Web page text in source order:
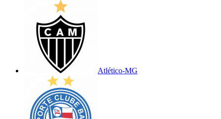
Atlético-MG